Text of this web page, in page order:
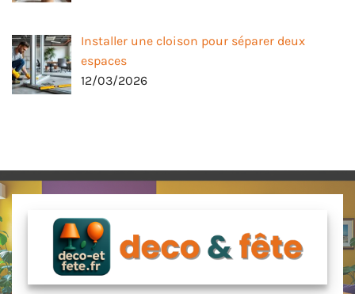
Installer une cloison pour séparer deux
espaces
12/03/2026